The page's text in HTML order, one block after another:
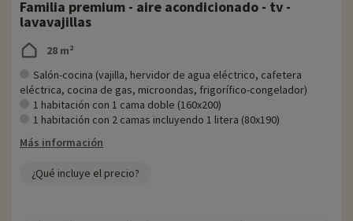
En los alrededores, también podrá practicar piragüismo y kayak en el
río Tardoire, escalada de árboles y equitación. Para los más
aventureros, el océano está a sólo 2 horas en coche del camping.
Para los más golosos, no deje de probar las deliciosas
especialidades regionales.
Todos los años, en Familytrip descubrimos nuevas actividades
familiares cerca de nuestros alojamientos: zoo, acuario, etc. Si ya
hemos negociado actividades, se pueden reservar con descuento
directamente en línea una vez elegido el alojamiento, ¡y puede
Familia premium - aire acondicionado - tv -
lavavajillas
28 m²
Salón-cocina (vajilla, hervidor de agua eléctrico, cafetera
eléctrica, cocina de gas, microondas, frigorífico-congelador)
1 habitación con 1 cama doble (160x200)
1 habitación con 2 camas incluyendo 1 litera (80x190)
Más información
¿Qué incluye el precio?